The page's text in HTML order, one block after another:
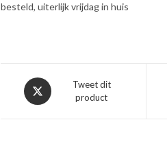
besteld, uiterlijk vrijdag in huis
Opent
in
Tweet dit
product